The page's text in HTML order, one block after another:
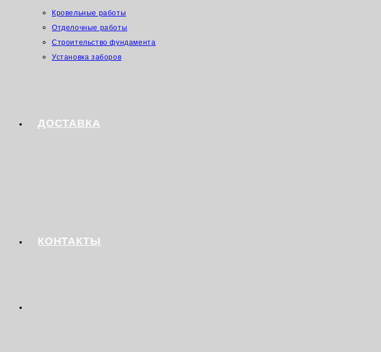
Кровельные работы
Отделочные работы
Строительство фундамента
Установка заборов
ДОСТАВКА
КОНТАКТЫ